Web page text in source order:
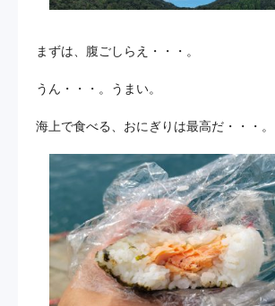
まずは、腹ごしらえ・・・。
うん・・・。うまい。
海上で食べる、おにぎりは最高だ・・・。